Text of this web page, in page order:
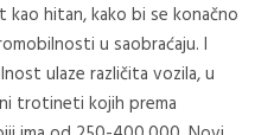
hitan, kako bi se konačno
u saobraćaju. I
ulaze različita vozila, u
trotineti kojih prema